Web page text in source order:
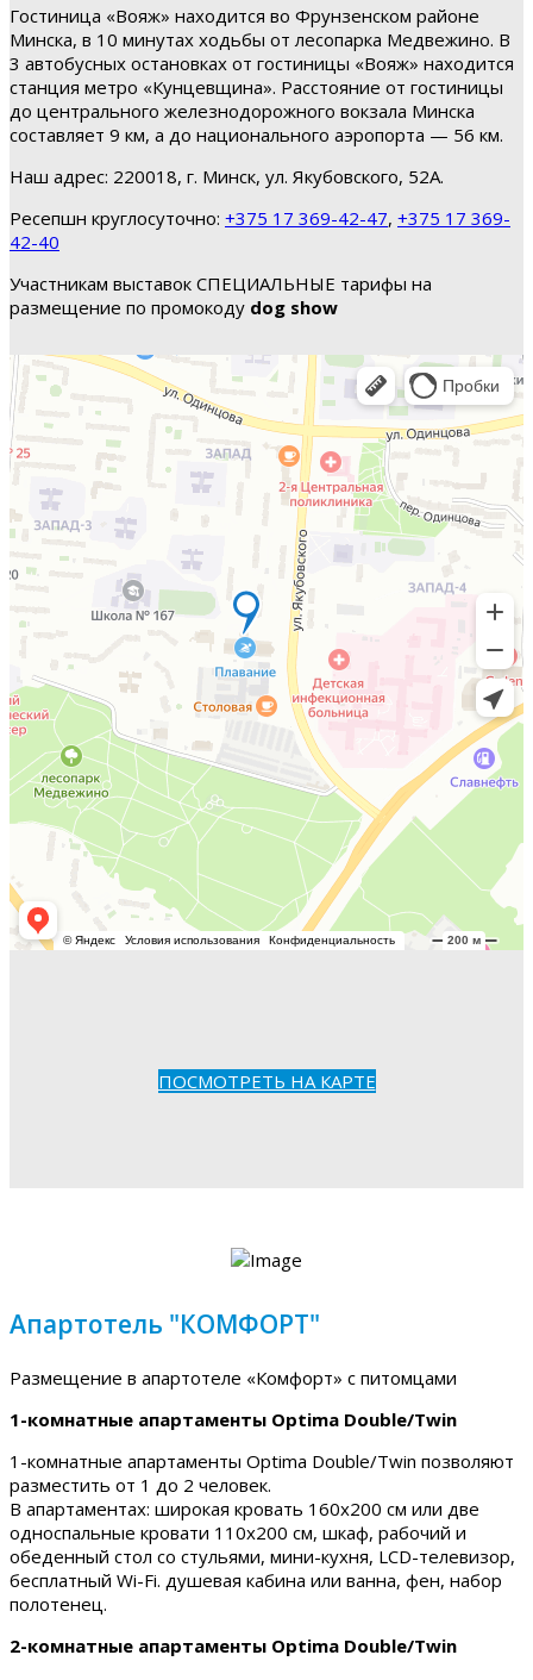
Гостиница «Вояж» находится во Фрунзенском районе
Минска, в 10 минутах ходьбы от лесопарка Медвежино. В
3 автобусных остановках от гостиницы «Вояж» находится
станция метро «Кунцевщина». Расстояние от гостиницы
до центрального железнодорожного вокзала Минска
составляет 9 км, а до национального аэропорта — 56 км.
Наш адрес: 220018, г. Минск, ул. Якубовского, 52А.
Ресепшн круглосуточно: +375 17 369-42-47, +375 17 369-
42-40
Участникам выставок СПЕЦИАЛЬНЫЕ тарифы на
размещение по промокоду dog show
ПОСМОТРЕТЬ НА КАРТЕ
Апартотель "КОМФОРТ"
Размещение в апартотеле «Комфорт» с питомцами
1-комнатные апартаменты Optima Double/Twin
1-комнатные апартаменты Optima Double/Twin позволяют
разместить от 1 до 2 человек.
В апартаментах: широкая кровать 160х200 см или две
односпальные кровати 110х200 см, шкаф, рабочий и
обеденный стол со стульями, мини-кухня, LCD-телевизор,
бесплатный Wi-Fi. душевая кабина или ванна, фен, набор
полотенец.
2-комнатные апартаменты Optima Double/Twin